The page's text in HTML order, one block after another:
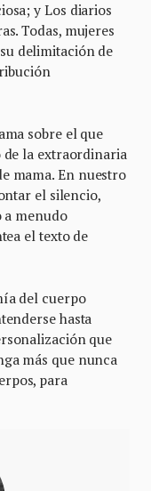
y Los diarios
Todas, mujeres
delimitación de
sobre el que
de la extraordinaria
mama. En nuestro
el silencio,
a menudo
el texto de
del cuerpo
hasta
que
más que nunca
para